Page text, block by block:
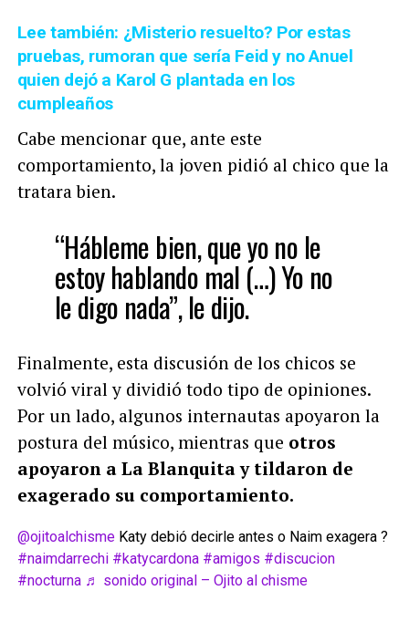
Lee también: ¿Misterio resuelto? Por estas
pruebas, rumoran que sería Feid y no Anuel
quien dejó a Karol G plantada en los
cumpleaños
Cabe mencionar que, ante este
comportamiento, la joven pidió al chico que la
tratara bien.
“Hábleme bien, que yo no le
estoy hablando mal (…) Yo no
le digo nada”, le dijo.
Finalmente, esta discusión de los chicos se
volvió viral y dividió todo tipo de opiniones.
Por un lado, algunos internautas apoyaron la
postura del músico, mientras que otros
apoyaron a La Blanquita y tildaron de
exagerado su comportamiento.
@ojitoalchismeKaty debió decirle antes o Naim exagera ?
#naimdarrechi #katycardona #amigos #discucion
#nocturna ♬ sonido original – Ojito al chisme